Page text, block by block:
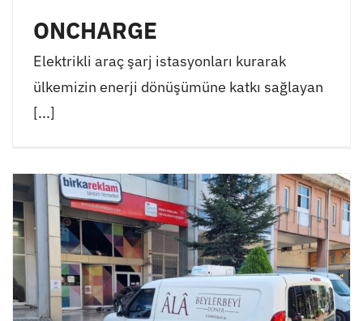
ONCHARGE
Elektrikli araç şarj istasyonları kurarak
ülkemizin enerji dönüşümüne katkı sağlayan
[...]